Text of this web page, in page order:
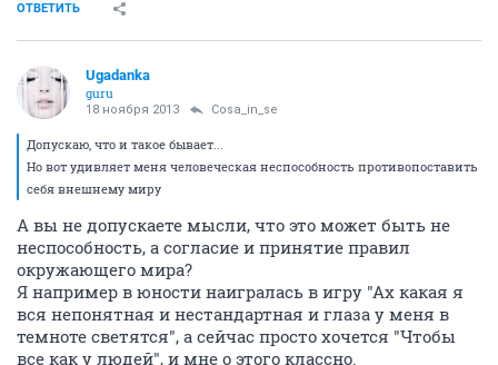
ОТВЕТИТЬ
Ugadanka
guru
18 ноября 2013 Cosa_in_se
Допускаю, что и такое бывает...
Но вот удивляет меня человеческая неспособность противопоставить
себя внешнему миру
А вы не допускаете мысли, что это может быть не
неспособность, а согласие и принятие правил
окружающего мира?
Я например в юности наигралась в игру "Ах какая я
вся непонятная и нестандартная и глаза у меня в
темноте светятся", а сейчас просто хочется "Чтобы
все как у людей", и мне о этого классно.